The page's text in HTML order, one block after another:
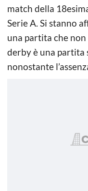
match della
Serie A. Si stanno
una partita che
derby è una partita
nonostante